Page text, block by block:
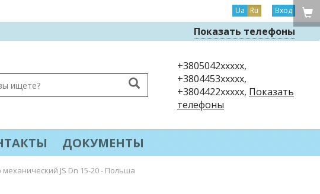
Ua Ru Вход
Показать телефоны
+3805042xxxxx,
+3804453xxxxx,
+3804422xxxxx, Показать
телефоны
ДОКУМЕНТЫ
JS Dn 15-20 - Польша